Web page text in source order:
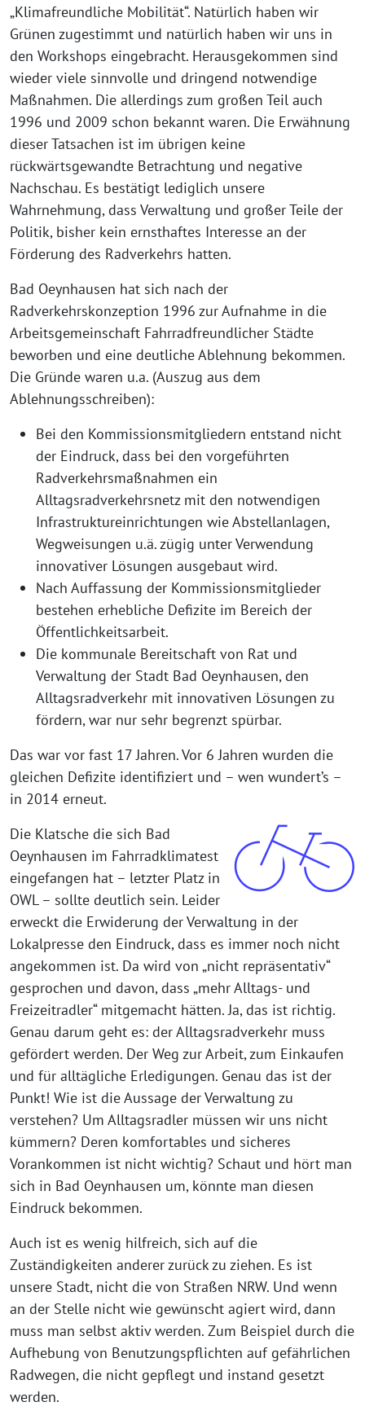
„Klimafreundliche Mobilität“. Natürlich haben wir
Grünen zugestimmt und natürlich haben wir uns in
den Workshops eingebracht. Herausgekommen sind
wieder viele sinnvolle und dringend notwendige
Maßnahmen. Die allerdings zum großen Teil auch
1996 und 2009 schon bekannt waren. Die Erwähnung
dieser Tatsachen ist im übrigen keine
rückwärtsgewandte Betrachtung und negative
Nachschau. Es bestätigt lediglich unsere
Wahrnehmung, dass Verwaltung und großer Teile der
Politik, bisher kein ernsthaftes Interesse an der
Förderung des Radverkehrs hatten.
Bad Oeynhausen hat sich nach der
Radverkehrskonzeption 1996 zur Aufnahme in die
Arbeitsgemeinschaft Fahrradfreundlicher Städte
beworben und eine deutliche Ablehnung bekommen.
Die Gründe waren u.a. (Auszug aus dem
Ablehnungsschreiben):
Bei den Kommissionsmitgliedern entstand nicht
der Eindruck, dass bei den vorgeführten
Radverkehrsmaßnahmen ein
Alltagsradverkehrsnetz mit den notwendigen
Infrastruktureinrichtungen wie Abstellanlagen,
Wegweisungen u.ä. zügig unter Verwendung
innovativer Lösungen ausgebaut wird.
Nach Auffassung der Kommissionsmitglieder
bestehen erhebliche Defizite im Bereich der
Öffentlichkeitsarbeit.
Die kommunale Bereitschaft von Rat und
Verwaltung der Stadt Bad Oeynhausen, den
Alltagsradverkehr mit innovativen Lösungen zu
fördern, war nur sehr begrenzt spürbar.
Das war vor fast 17 Jahren. Vor 6 Jahren wurden die
gleichen Defizite identifiziert und – wen wundert’s –
in 2014 erneut.
Die Klatsche die sich Bad
Oeynhausen im Fahrradklimatest
eingefangen hat – letzter Platz in
OWL – sollte deutlich sein. Leider
erweckt die Erwiderung der Verwaltung in der
Lokalpresse den Eindruck, dass es immer noch nicht
angekommen ist. Da wird von „nicht repräsentativ“
gesprochen und davon, dass „mehr Alltags- und
Freizeitradler“ mitgemacht hätten. Ja, das ist richtig.
Genau darum geht es: der Alltagsradverkehr muss
gefördert werden. Der Weg zur Arbeit, zum Einkaufen
und für alltägliche Erledigungen. Genau das ist der
Punkt! Wie ist die Aussage der Verwaltung zu
verstehen? Um Alltagsradler müssen wir uns nicht
kümmern? Deren komfortables und sicheres
Vorankommen ist nicht wichtig? Schaut und hört man
sich in Bad Oeynhausen um, könnte man diesen
Eindruck bekommen.
Auch ist es wenig hilfreich, sich auf die
Zuständigkeiten anderer zurück zu ziehen. Es ist
unsere Stadt, nicht die von Straßen NRW. Und wenn
an der Stelle nicht wie gewünscht agiert wird, dann
muss man selbst aktiv werden. Zum Beispiel durch die
Aufhebung von Benutzungspflichten auf gefährlichen
Radwegen, die nicht gepflegt und instand gesetzt
werden.